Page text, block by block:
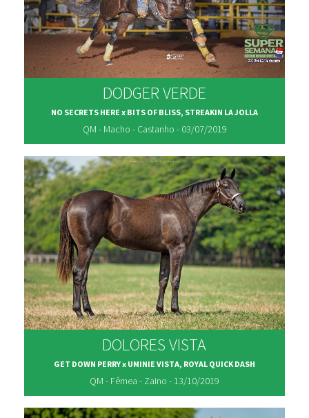
DODGER VERDE
NO SECRETS HERE x BITS OF BLISS, STREAKIN LA JOLLA
QM - Macho - Castanho - 03/07/2019
DOLORES VISTA
GET DOWN PERRY x UMINIE VISTA, ROYAL QUICK DASH
QM - Fêmea - Zaino - 13/10/2019